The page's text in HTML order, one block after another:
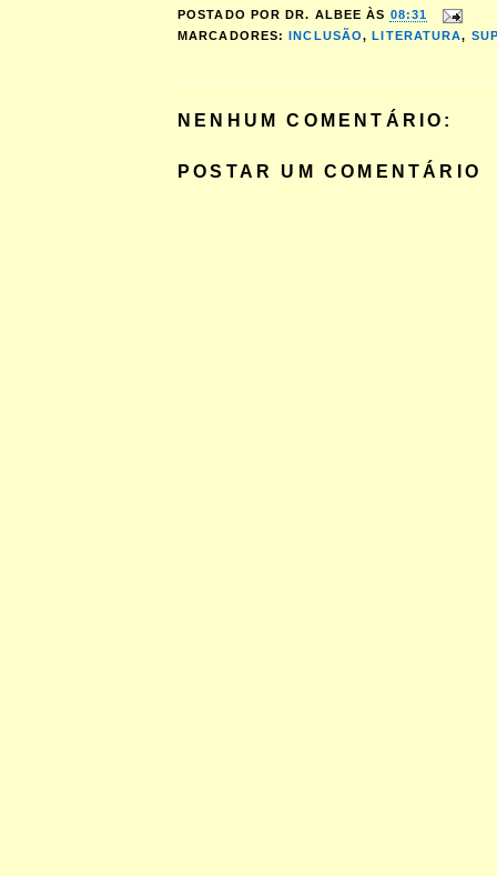
POSTADO POR DR. ALBEE ÀS 08:31
MARCADORES:INCLUSÃO,LITERATURA,
NENHUM COMENTÁRIO:
POSTAR UM COMENTÁRIO